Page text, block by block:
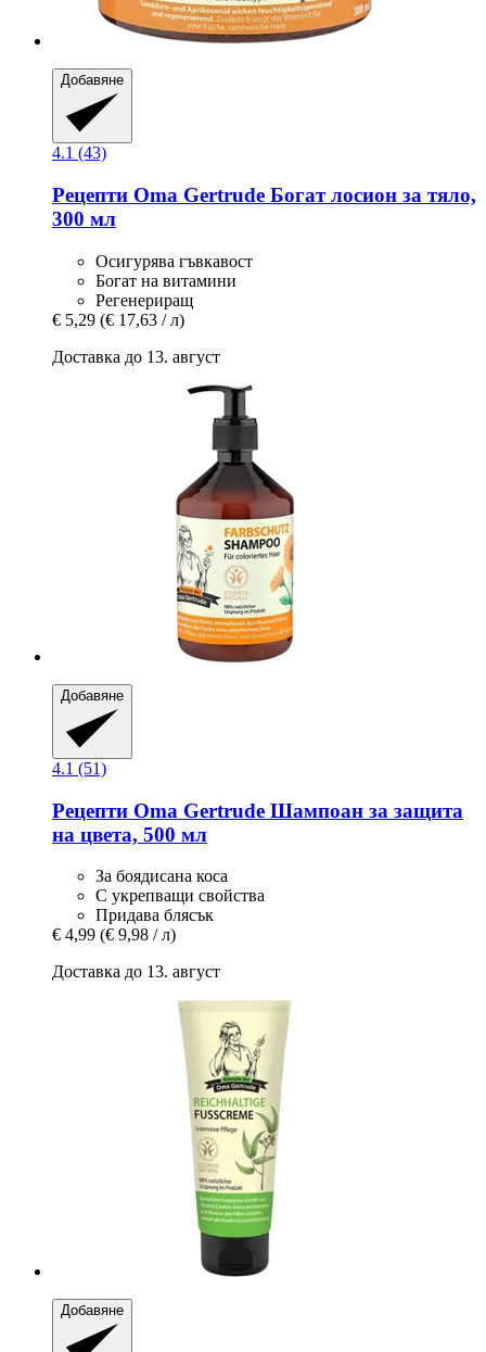
Добавяне
4.1 (43)
Рецепти Oma Gertrude Богат лосион за тяло,
300 мл
Осигурява гъвкавост
Богат на витамини
Регенериращ
€ 5,29 (€ 17,63 / л)
Доставка до 13. август
Добавяне
4.1 (51)
Рецепти Oma Gertrude Шампоан за защита
на цвета, 500 мл
За боядисана коса
С укрепващи свойства
Придава блясък
€ 4,99 (€ 9,98 / л)
Доставка до 13. август
Добавяне